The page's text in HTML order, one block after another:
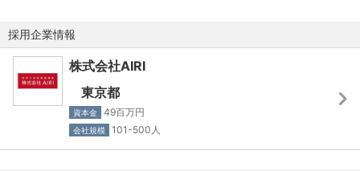
の他の電池、電池要素、無消耗性電極、電解型光起電力装
置（色素増感太陽電池）、電池の注液・補液、燃料電池、
電池及び電池容器の装着・懸架、アルカリ電池、リチウム
イオン電池、電極・活物質、電池のガス排気装置、リチウ
ム電池、燃料電池（本体）
採用企業情報
株式会社AIRI
東京都
資本金 49百万円
会社規模 101-500人